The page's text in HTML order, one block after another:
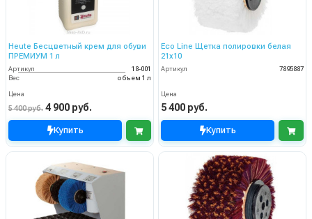
Heute Бесцветный крем для обуви
ПРЕМИУМ 1 л
Артикул
18-001
Вес
объем 1 л
Цена
5 400 руб. 4 900 руб.
Купить
Eco Line Щетка полировки белая
21х10
Артикул 7895887
Цена
5 400 руб.
Купить